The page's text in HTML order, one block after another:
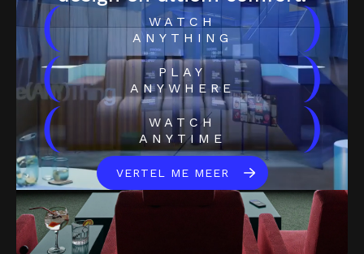
(
WATCH
ANYTHING
)
(
PLAY
ANYWHERE
)
(
WATCH
ANYTIME
)
VERTEL ME MEER